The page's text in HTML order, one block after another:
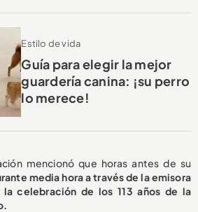
Estilo de vida
Guía para elegir la mejor
guardería canina: ¡su perro
lo merece!
mencionó que horas antes de su
media hora a través de la emisora
celebración de los 113 años de la